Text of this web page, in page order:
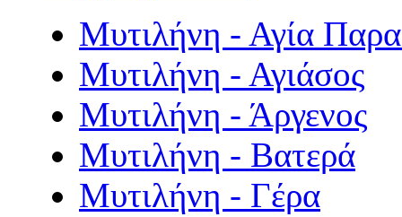
Μυτιλήνη - Αγία
Μυτιλήνη - Αγιάσος
Μυτιλήνη - Άργενος
Μυτιλήνη - Βατερά
Μυτιλήνη - Γέρα